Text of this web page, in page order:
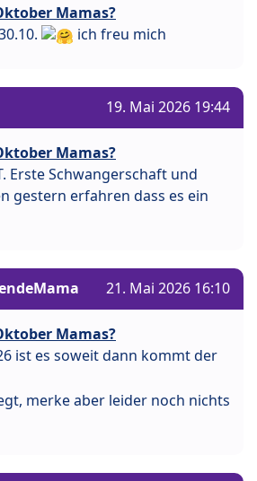
Mamas?
ich freu mich
19. Mai 2026 19:44
Mamas?
Erste Schwangerschaft und
gestern erfahren dass es ein
21. Mai 2026 16:10
Mamas?
ist es soweit dann kommt der
merke aber leider noch nichts